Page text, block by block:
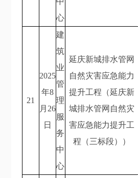
心
21
2025
年8
月26
日
建
筑
业
管
理
服
务
中
心
延庆新城排水管网
自然灾害应急能力
提升工程（延庆新
城排水管网自然灾
害应急能力提升工
程（三标段））